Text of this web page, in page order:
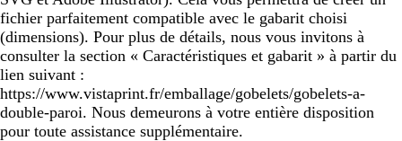
fichier parfaitement compatible avec le gabarit choisi
(dimensions). Pour plus de détails, nous vous invitons à
consulter la section « Caractéristiques et gabarit » à partir du
lien suivant :
https://www.vistaprint.fr/emballage/gobelets/gobelets-a-
double-paroi. Nous demeurons à votre entière disposition
pour toute assistance supplémentaire.